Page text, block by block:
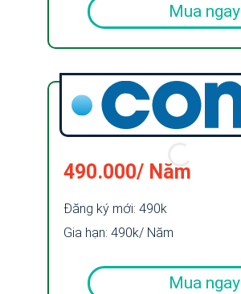
Mua ngay
490.000/ Năm
Đăng ký mới: 490k
Gia hạn: 490k/ Năm
Mua ngay